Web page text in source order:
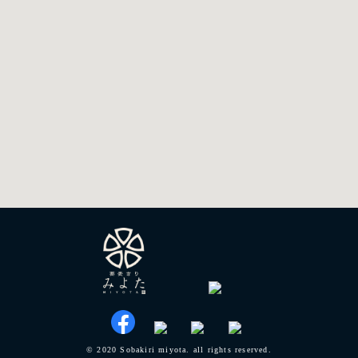
© 2020 Sobakiri miyota. all rights reserved.